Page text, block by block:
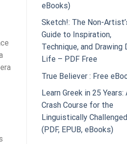
eBooks)
Sketch!: The Non-
Guide to Inspiration,
Technique, and Drawing
Life – PDF Free
True Believer : Free
Learn Greek in 25 Years:
Crash Course for the
Linguistically
(PDF, EPUB, eBooks)